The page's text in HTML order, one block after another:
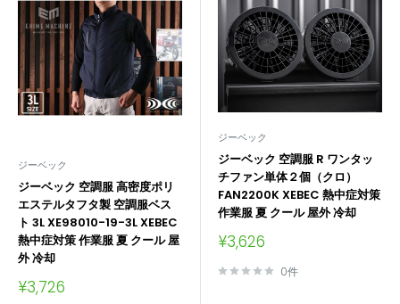
ジーベック
ジーベック 空調服 高密度ポリ
エステルタフタ製 空調服ベス
ト 3L XE98010-19-3L XEBEC
熱中症対策 作業服 夏 クール 屋
外 冷却
販
¥3,726
ジーベック
ジーベック 空調服 R ワンタッ
チファン単体２個（クロ）
FAN2200K XEBEC 熱中症対策
作業服 夏 クール 屋外 冷却
販
価
¥3,626
0件